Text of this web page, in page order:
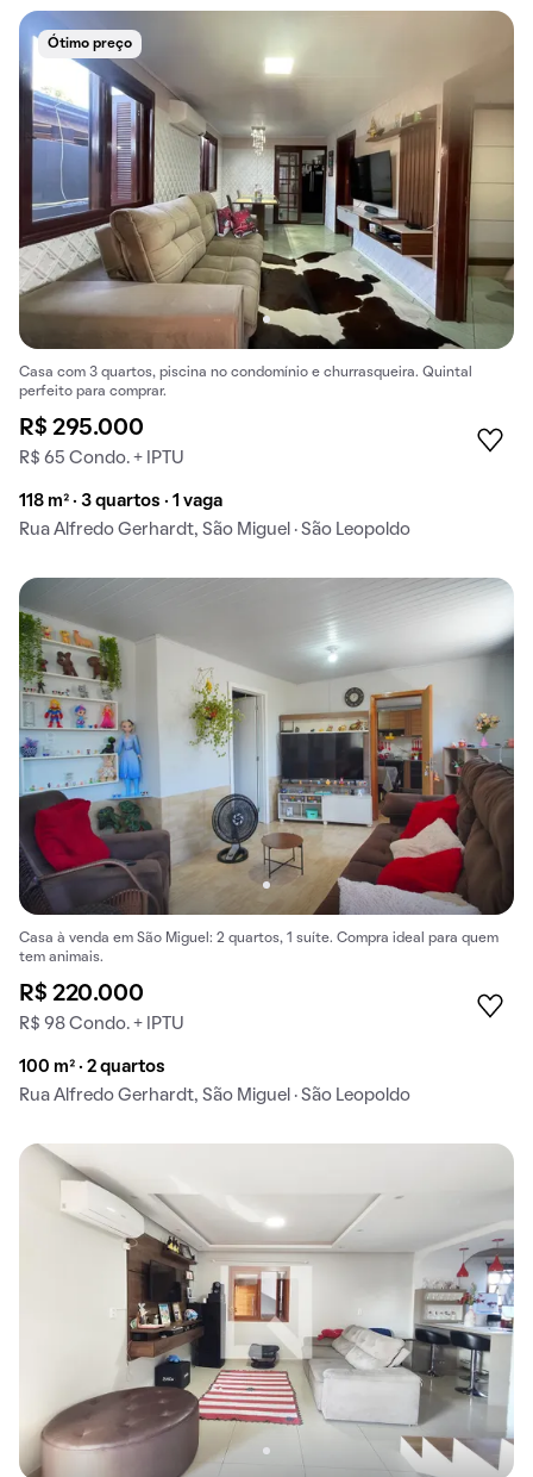
Ótimo preço
Casa com 3 quartos, piscina no condomínio e churrasqueira. Quintal
perfeito para comprar.
R$ 295.000
R$ 65 Condo. + IPTU
118 m² · 3 quartos · 1 vaga
Rua Alfredo Gerhardt, São Miguel · São Leopoldo
Casa à venda em São Miguel: 2 quartos, 1 suíte. Compra ideal para quem
tem animais.
R$ 220.000
R$ 98 Condo. + IPTU
100 m² · 2 quartos
Rua Alfredo Gerhardt, São Miguel · São Leopoldo